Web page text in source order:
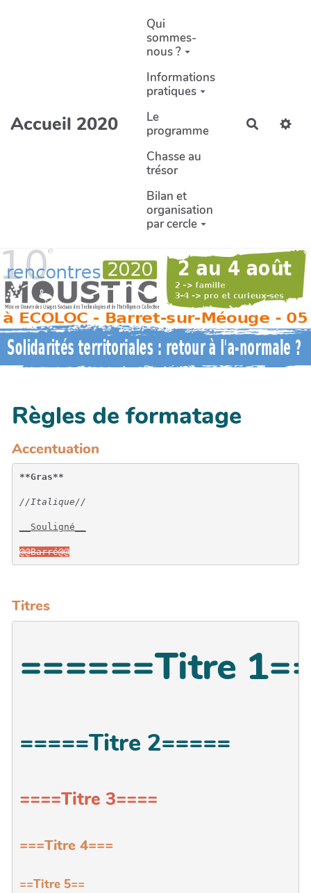
Aller au contenu principal
Accueil 2020
Qui
sommes-
nous ?
Informations
pratiques
Le
programme
Chasse au
trésor
Bilan et
organisation
par cercle
Règles de formatage
Accentuation
**Gras**
//Italique//
__Souligné__
@@Barré@@
Titres
======Titre
=====Titre 2=====
====Titre 3====
===Titre 4===
==Titre 5==